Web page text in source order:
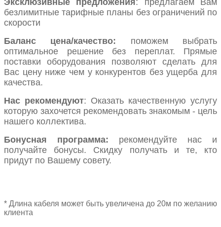
безлимитные тарифные планы без ограничений по
скорости
Баланс цена/качество: поможем выбрать
оптимальное решение без переплат. Прямые
поставки оборудования позволяют сделать для
Вас цену ниже чем у конкурентов без ущерба для
качества.
Нас рекомендуют: Оказать качественную услугу
которую захочется рекомендовать знакомым - цель
нашего коллектива.
Бонусная программа: рекомендуйте нас и
получайте бонусы. Скидку получать и те, кто
придут по Вашему совету.
* Длина кабеля может быть увеличена до 20м по желанию
клиента